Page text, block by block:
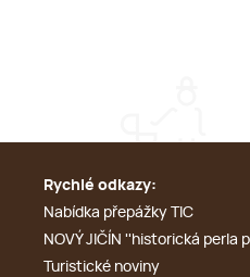
Rychlé odkazy:
Nabídka přepážky TIC
NOVÝ JIČÍN ''historická perla
Turistické noviny